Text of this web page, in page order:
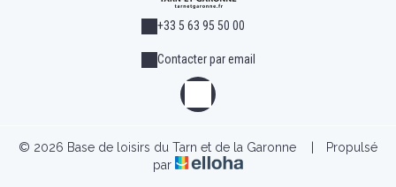
+33 5 63 95 50 00
Contacter par email
© 2026 Base de loisirs du Tarn et de la Garonne
Propulsé
par